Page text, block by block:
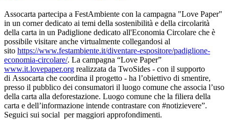
Assocarta partecipa a FestAmbiente con la campagna "Love Paper"
in un corner dedicato ai temi della sostenibilità e della circolarità
della carta in un Padiglione dedicato all'Economia Circolare che è
possibile visitare anche virtualmente collegandosi al
sito https://www.festambiente.it/diventare-espositore/padiglione-
economia-circolare/. La campagna “Love Paper”
www.it.lovepaper.org realizzata da TwoSides - con il supporto
di Assocarta che coordina il progetto - ha l’obiettivo di smentire,
presso il pubblico dei consumatori il luogo comune che associa l’uso
della carta alla deforestazione. Luogo comune che la filiera della
carta e dell’informazione intende contrastare con #notizievere”.
Seguici sui social per maggiori approfondimenti.